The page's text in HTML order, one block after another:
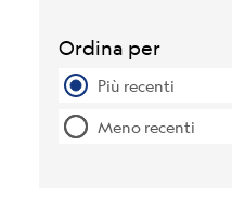
Ordina per
Più recenti
Meno recenti